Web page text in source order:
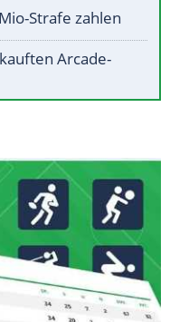
Strafe zahlen
Arcade-